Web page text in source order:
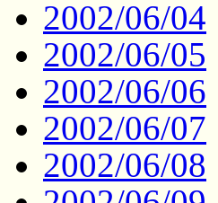
2002/06/04
2002/06/05
2002/06/06
2002/06/07
2002/06/08